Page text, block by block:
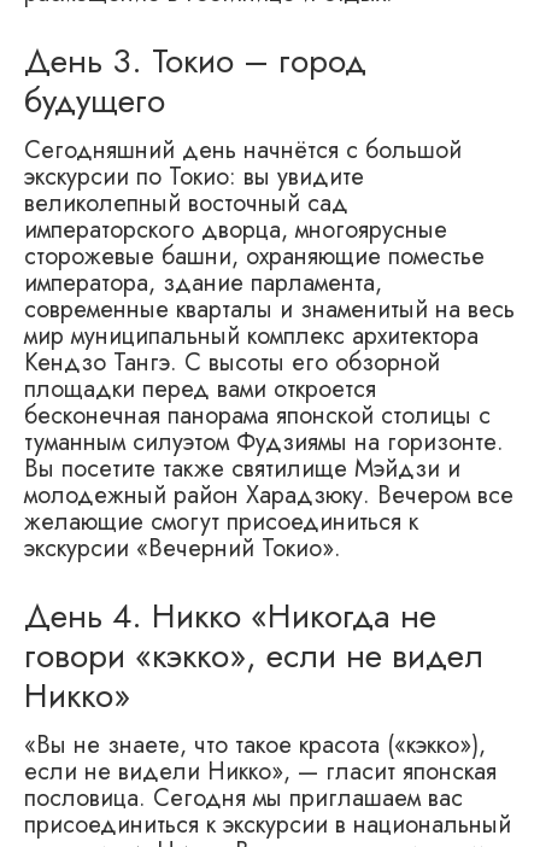
День 3. Токио – город
будущего
Сегодняшний день начнётся с большой
экскурсии по Токио: вы увидите
великолепный восточный сад
императорского дворца, многоярусные
сторожевые башни, охраняющие поместье
императора, здание парламента,
современные кварталы и знаменитый на весь
мир муниципальный комплекс архитектора
Кендзо Тангэ. С высоты его обзорной
площадки перед вами откроется
бесконечная панорама японской столицы с
туманным силуэтом Фудзиямы на горизонте.
Вы посетите также святилище Мэйдзи и
молодежный район Харадзюку. Вечером все
желающие смогут присоединиться к
экскурсии «Вечерний Токио».
День 4. Никко «Никогда не
говори «кэкко», если не видел
Никко»
«Вы не знаете, что такое красота («кэкко»),
если не видели Никко», — гласит японская
пословица. Сегодня мы приглашаем вас
присоединиться к экскурсии в национальный